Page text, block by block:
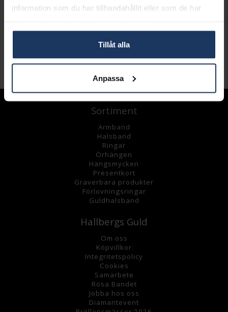
information som du har tillhandahållit eller som de har
Tillåt alla
Anpassa
BREDD CA (MM)
4
VARUMÄRKE
Schalins
Silver
Andra köpte även
Sortiment
Armband
Halsband
Ringar
Örhängen
Hängsmycken
Presentkort
Graverbara produkter
Förlovningsringar
Guldhalsband
Hallbergs Guld
Om oss
Köpvillkor
Integritetspolicy
Cookies
Samarbete
Rosa Bandet
Jobba hos oss
Diamantevent